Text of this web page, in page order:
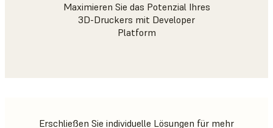
Maximieren Sie das Potenzial Ihres
3D-Druckers mit Developer
Platform
Erschließen Sie individuelle Lösungen für mehr